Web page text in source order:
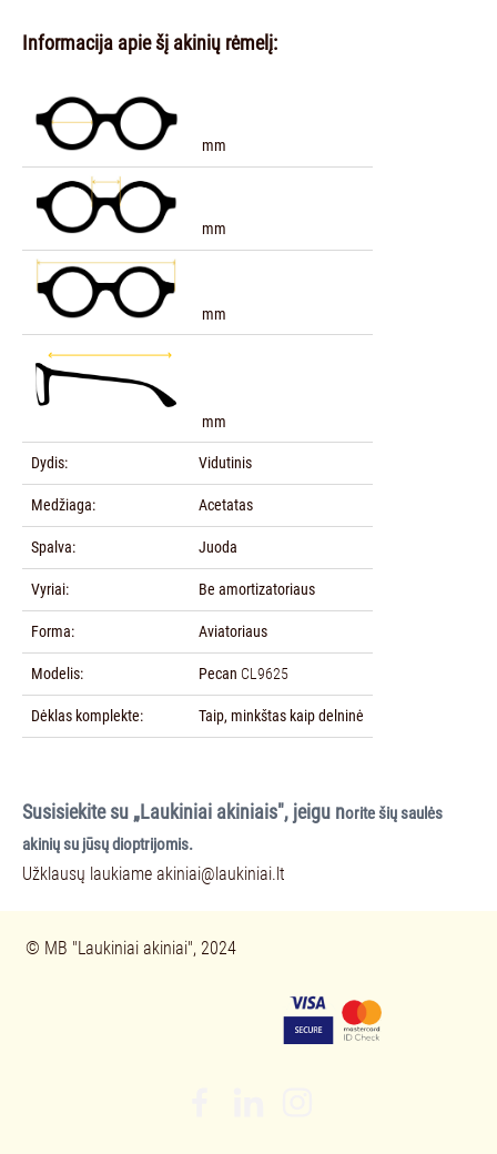
Informacija apie šį akinių rėmelį:
mm
mm
mm
mm
Dydis: Vidutinis
Medžiaga: Acetatas
Spalva: Juoda
Vyriai: Be amortizatoriaus
Forma: Aviatoriaus
Modelis: Pecan CL9625
Dėklas komplekte: Taip, minkštas kaip delninė
Susisiekite su „Laukiniai akiniais", jeigu norite šių saulės
akinių su jūsų dioptrijomis.
Užklausų laukiame akiniai@laukiniai.lt
© MB "Laukiniai akiniai", 2024